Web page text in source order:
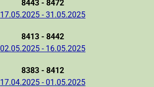
8443 - 8472
17.05.2025 - 31.05.2025
8413 - 8442
02.05.2025 - 16.05.2025
8383 - 8412
17.04.2025 - 01.05.2025